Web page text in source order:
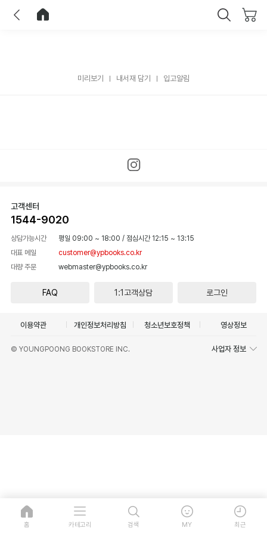
미리보기 내서재 담기 입고알림
고객센터
1544-9020
상담가능시간 평일 09:00 ~ 18:00 / 점심시간 12:15 ~ 13:15
대표 메일
customer@ypbooks.co.kr
대량 주문
webmaster@ypbooks.co.kr
FAQ 1:1고객상담 로그인
이용약관 개인정보처리방침 청소년보호정책 영상정보
© YOUNGPOONG BOOKSTORE INC. 사업자 정보
홈 카테고리 검색 MY 최근